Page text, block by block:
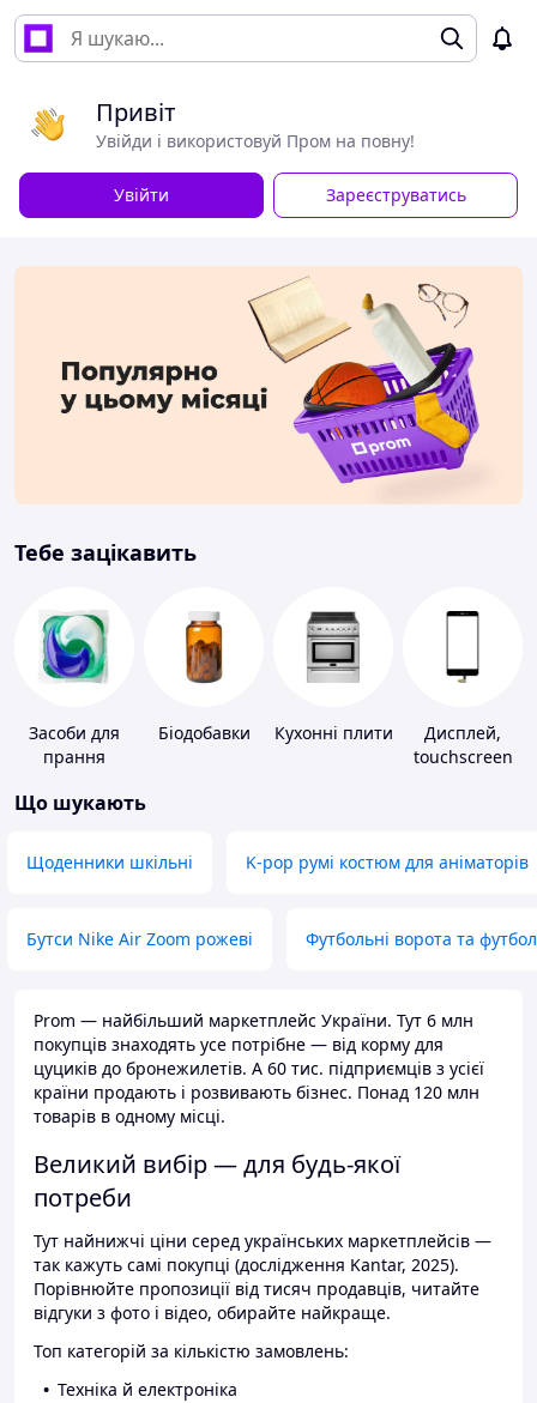
Привіт
Увійди і використовуй Пром на повну!
Увійти Зареєструватись
Тебе зацікавить
Засоби для
прання
Біодобавки Кухонні плити
Дисплей,
touchscreen
Що шукають
Щоденники шкільні K-pop румі костюм для аніматорів
Бутси Nike Air Zoom рожеві Футбольні ворота та
Prom — найбільший маркетплейс України. Тут 6 млн
покупців знаходять усе потрібне — від корму для
цуциків до бронежилетів. А 60 тис. підприємців з усієї
країни продають і розвивають бізнес. Понад 120 млн
товарів в одному місці.
Великий вибір — для будь-якої
потреби
Тут найнижчі ціни серед українських маркетплейсів —
так кажуть самі покупці (дослідження Kantar, 2025).
Порівнюйте пропозиції від тисяч продавців, читайте
відгуки з фото і відео, обирайте найкраще.
Топ категорій за кількістю замовлень:
Техніка й електроніка